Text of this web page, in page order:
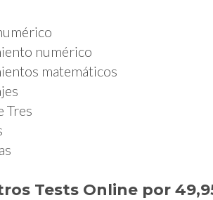
numérico
matemáticos
Tres
Tests Online por